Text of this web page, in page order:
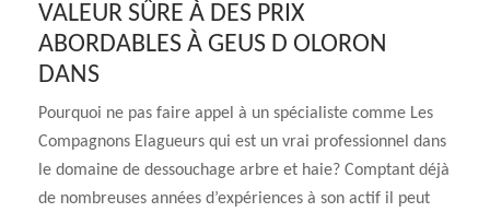
VALEUR SÛRE À DES PRIX
ABORDABLES À GEUS D OLORON
DANS
Pourquoi ne pas faire appel à un spécialiste comme Les
Compagnons Elagueurs qui est un vrai professionnel dans
le domaine de dessouchage arbre et haie? Comptant déjà
de nombreuses années d’expériences à son actif il peut